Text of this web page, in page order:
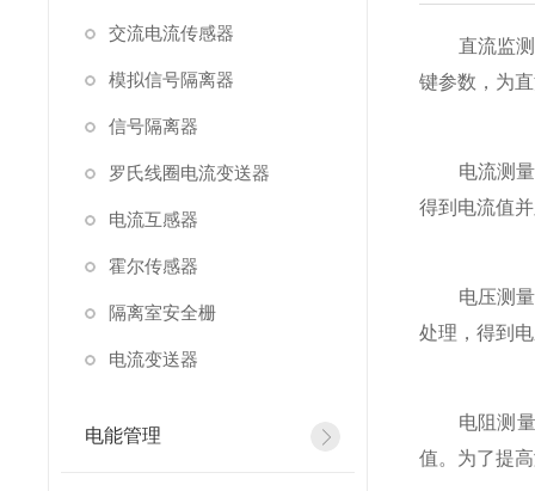
交流电流传感器
模拟信号隔离器
信号隔离器
罗氏线圈电流变送器
电流互感器
霍尔传感器
隔离室安全栅
电流变送器
电能管理
直流监测仪
键参数，为
电流测量：
得到电流值
电压测量：
处理，得到
电阻测量(
值。为了提